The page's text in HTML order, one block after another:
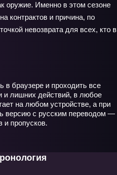
оружие. Именно в этом сезоне
контрактов и причина, по
невозврата для всех, кто в
браузере и проходить все
и лишних действий, в любое
на любом устройстве, а при
версию с русским переводом —
и пропусков.